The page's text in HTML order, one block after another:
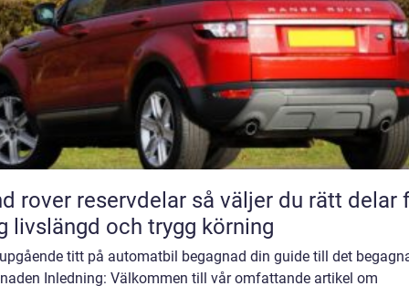
reservdelar så väljer du rätt delar för
livslängd och trygg körning
titt på automatbil begagnad din guide till det
Inledning: Välkommen till vår omfattande artikel om